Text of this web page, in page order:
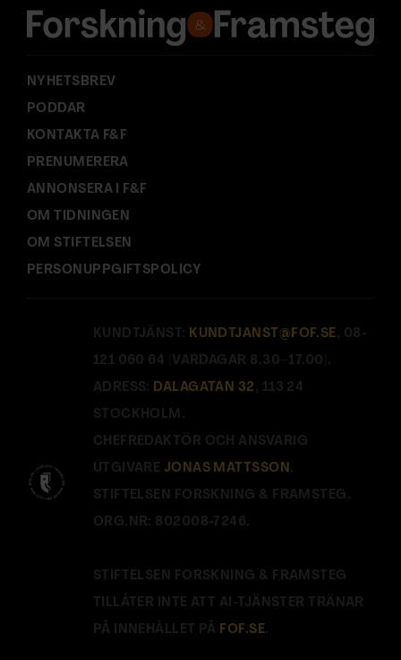
s
:
NYHETSBREV
PODDAR
KONTAKTA F&F
PRENUMERERA
ANNONSERA I F&F
OM TIDNINGEN
OM STIFTELSEN
PERSONUPPGIFTSPOLICY
KUNDTJÄNST: KUNDTJANST@FOF.SE , 08-
121 060 64 (VARDAGAR 8.30–17.00).
ADRESS: DALAGATAN 32 , 113 24
STOCKHOLM.
CHEFREDAKTÖR OCH ANSVARIG
UTGIVARE JONAS MATTSSON .
STIFTELSEN FORSKNING & FRAMSTEG.
ORG.NR: 802008-7246.
STIFTELSEN FORSKNING & FRAMSTEG
TILLÅTER INTE ATT AI-TJÄNSTER TRÄNAR
PÅ INNEHÅLLET PÅ FOF.SE.